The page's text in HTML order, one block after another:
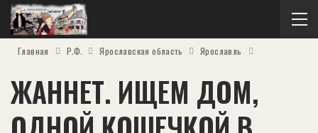
Главная Р.Ф. Ярославская область Ярославль
ЖАННЕТ. ИЩЕМ ДОМ,